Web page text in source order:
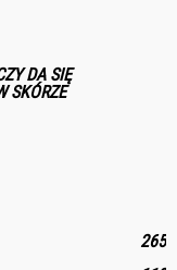
DA SIĘ
SKÓRZE
265